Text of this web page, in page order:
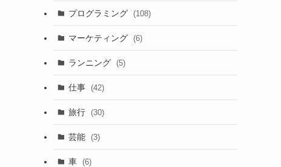
プログラミング (108)
マーケティング (6)
ランニング (5)
仕事 (42)
旅行 (30)
芸能 (3)
車 (6)